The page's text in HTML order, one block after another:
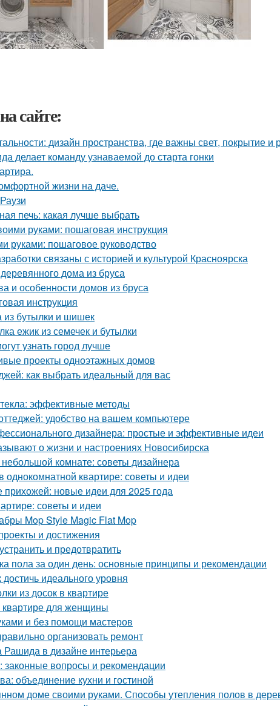
сайте:
дизайн пространства, где важны свет, покрытие и
делает команду узнаваемой до старта гонки
жизни на даче.
печь: какая лучше выбрать
руками: пошаговая инструкция
руками: пошаговое руководство
связаны с историей и культурой Красноярска
дома из бруса
и особенности домов из бруса
инструкция
из бутылки и шишек
ежик из семечек и бутылки
узнать город лучше
проекты одноэтажных домов
как выбрать идеальный для вас
эффективные методы
удобство на вашем компьютере
дизайнера: простые и эффективные идеи
о жизни и настроениях Новосибирска
комнате: советы дизайнера
однокомнатной квартире: советы и идеи
новые идеи для 2025 года
советы и идеи
Mop Style Magic Flat Mop
и достижения
и предотвратить
пола за один день: основные принципы и рекомендации
идеального уровня
из досок в квартире
для женщины
и без помощи мастеров
организовать ремонт
в дизайне интерьера
законные вопросы и рекомендации
объединение кухни и гостиной
доме своими руками. Способы утепления полов в